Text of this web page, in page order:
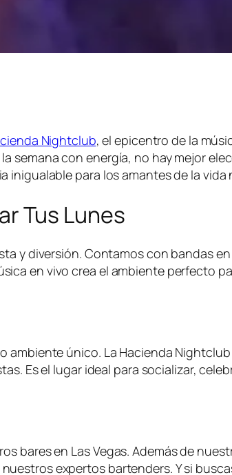
Nightclub, el epicentro de la
semana con energía, no hay mejor
inigualable para los amantes de la
Tus Lunes
y diversión. Contamos con bandas
en vivo crea el ambiente perfecto
único. La Hacienda
Es el lugar ideal para socializar,
bares en Las Vegas. Además de
expertos bartenders. Y si